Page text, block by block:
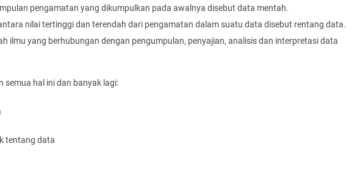
pengamatan yang dikumpulkan pada awalnya disebut data mentah.
nilai tertinggi dan terendah dari pengamatan dalam suatu data disebut rentang data.
ilmu yang berhubungan dengan pengumpulan, penyajian, analisis dan interpretasi data
semua hal ini dan banyak lagi:
tentang data